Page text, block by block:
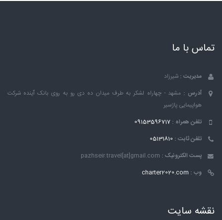
تماس با ما
مدیریت : شیرزاد
آدرس : مشهد - چهاراه لشکر به طرف میدان ده دی رو به روی بانک ٱینده شرکت
هواپیمایی پاژسیر
تلفن همراه : 09153596717
تلفن ثابت : 05131810
پست الکترونیک : pazhseir.travel[at]gmail.com
وب : charter2020.com
نقشه سایت